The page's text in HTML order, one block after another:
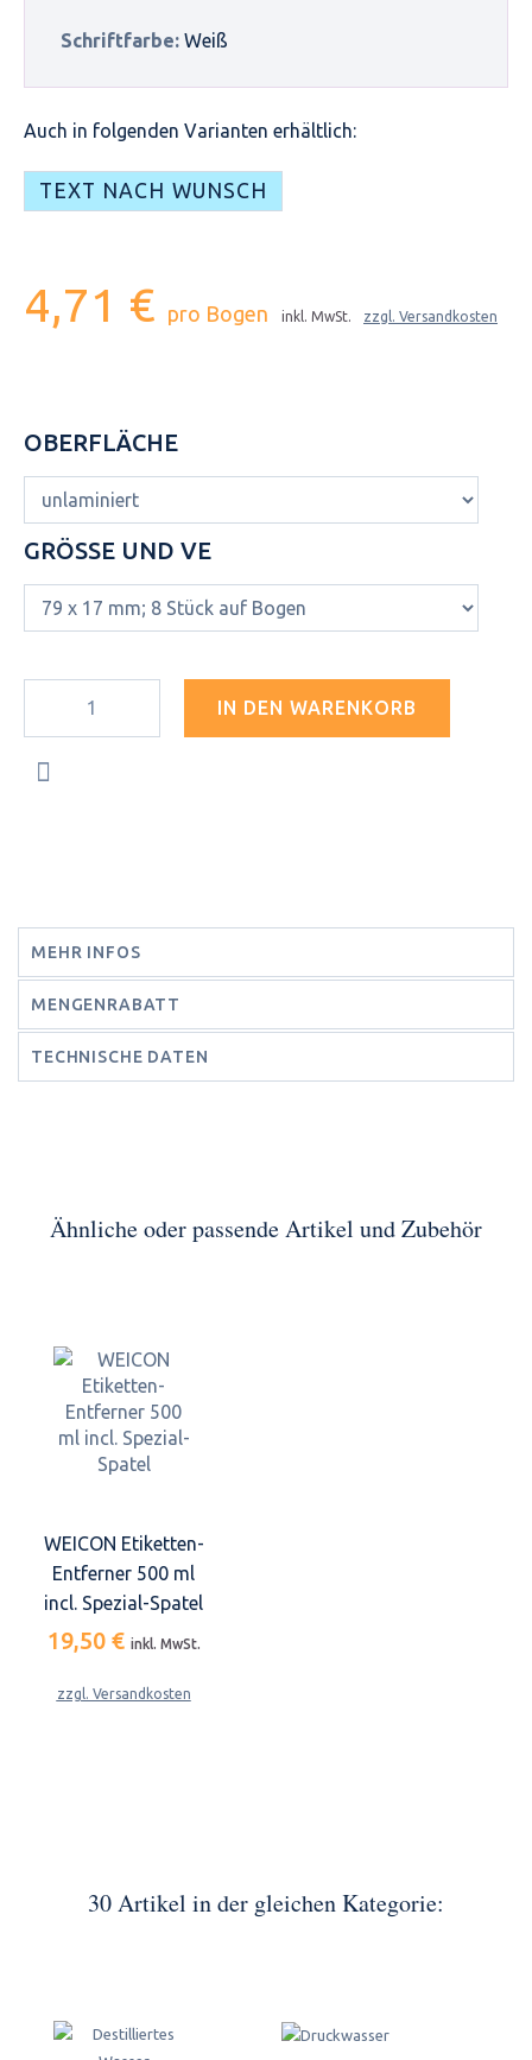
Schriftfarbe: Weiß
Auch in folgenden Varianten erhältlich:
TEXT NACH WUNSCH
4,71 € pro Bogen inkl. MwSt. zzgl. Versandkosten
OBERFLÄCHE
GRÖSSE UND VE
IN DEN WARENKORB
MEHR INFOS
MENGENRABATT
TECHNISCHE DATEN
Ähnliche oder passende Artikel und Zubehör
WEICON Etiketten-
Entferner 500 ml
incl. Spezial-Spatel
19,50 € inkl. MwSt.
zzgl. Versandkosten
30 Artikel in der gleichen Kategorie: